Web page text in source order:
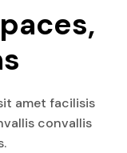
amet facilisis
convallis